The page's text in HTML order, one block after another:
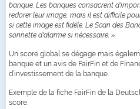
banque. Les banques consacrent
redorer leur image, mais il est difficile
si cette image est fidèle. Le Scan des
sonnette d'alarme si nécessaire. »
Un score global se dégage mais
banque et un avis de FairFin et de
d’investissement de la banque.
Exemple de la fiche FairFin de la
score.